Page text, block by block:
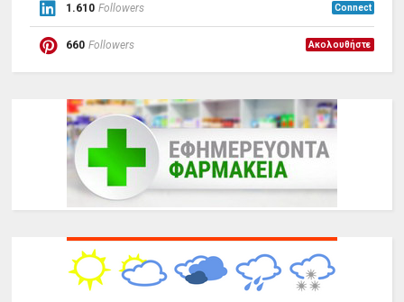
1.610 Followers Connect
660 Followers Ακολουθήστε